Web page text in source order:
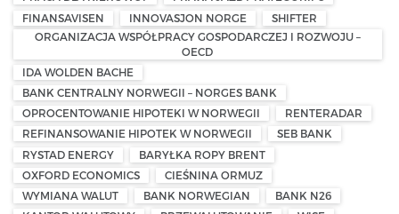
FINANSAVISEN
INNOVASJON NORGE
SHIFTER
ORGANIZACJA WSPÓŁPRACY GOSPODARCZEJ I ROZWOJU –
OECD
IDA WOLDEN BACHE
BANK CENTRALNY NORWEGII – NORGES BANK
OPROCENTOWANIE HIPOTEKI W NORWEGII
RENTERADAR
REFINANSOWANIE HIPOTEK W NORWEGII
SEB BANK
RYSTAD ENERGY
BARYŁKA ROPY BRENT
OXFORD ECONOMICS
CIEŚNINA ORMUZ
WYMIANA WALUT
BANK NORWEGIAN
BANK N26